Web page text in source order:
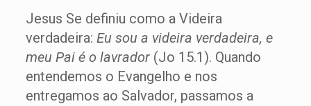
Jesus Se definiu como a Videira
verdadeira: Eu sou a videira verdadeira, e
meu Pai é o lavrador(Jo 15.1). Quando
entendemos o Evangelho e nos
entregamos ao Salvador, passamos a